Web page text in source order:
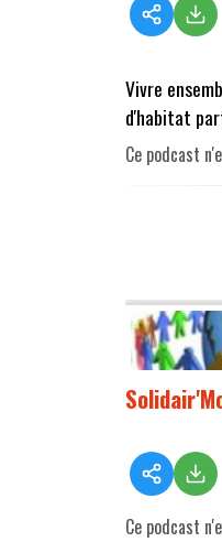
Vivre
d'habitat
Ce podcast
Ce podcast